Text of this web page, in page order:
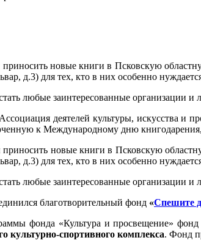
новые книги в Псковскую
д.3) для тех, кто в них особенно
любые заинтересованные организации и
деятелей культуры, искусства
к Международному дню книгодарения,
новые книги в Псковскую
д.3) для тех, кто в них особенно
любые заинтересованные организации и
благотворительный фонд «Спешите
фонда «Культура и просвещение» фонд
культурно-спортивного комплекса. Фонд